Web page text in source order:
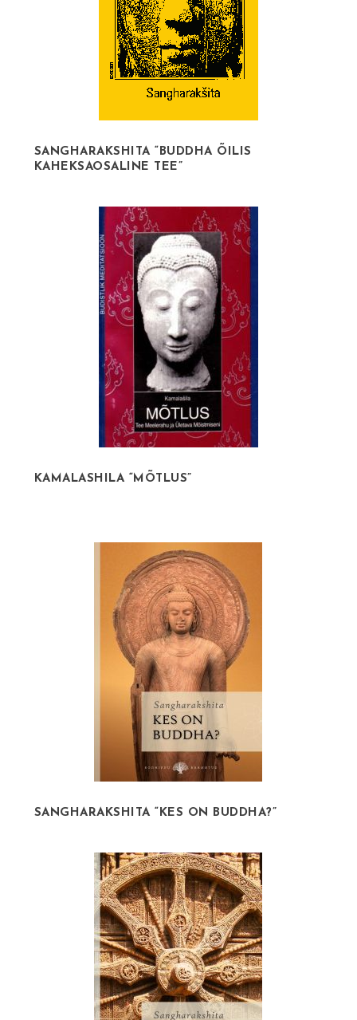
SANGHARAKSHITA “BUDDHA ÕILIS
KAHEKSAOSALINE TEE”
KAMALASHILA “MÕTLUS”
SANGHARAKSHITA “KES ON BUDDHA?”